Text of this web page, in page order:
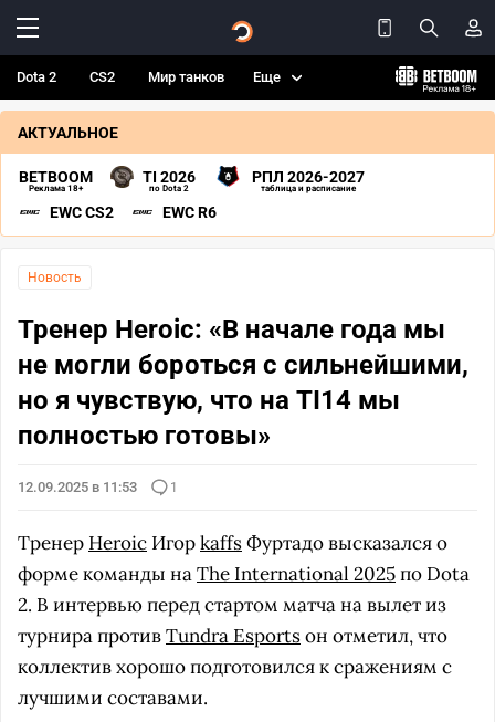
Dota 2 CS2 Мир танков Еще
АКТУАЛЬНОЕ
BETBOOM
Реклама 18+
TI 2026
по Dota 2
РПЛ 2026-2027
таблица и расписание
EWC CS2 EWC R6
Новость
Тренер Heroic: «В начале года мы
не могли бороться с сильнейшими,
но я чувствую, что на TI14 мы
полностью готовы»
12.09.2025 в 11:53 1
Тренер Heroic ИгорkaffsФуртадо высказался о
форме команды наThe International 2025по Dota
2. В интервью перед стартом матча на вылет из
турнира противTundra Esportsон отметил, что
коллектив хорошо подготовился к сражениям с
лучшими составами.